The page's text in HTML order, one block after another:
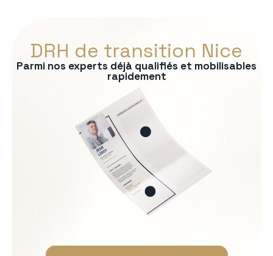
DRH de transition Nice
Parmi nos experts déjà qualifiés et mobilisables
rapidement
Soft Skills recherchées :
Écoute et intelligence
Fermeté et équité
Gestion des tensions et